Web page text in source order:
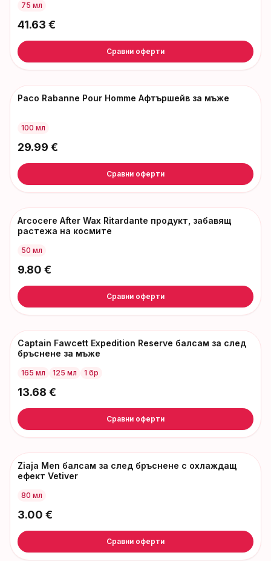
75 мл
41.63 €
Сравни оферти
Paco Rabanne Pour Homme Афтършейв за мъже
100 мл
29.99 €
Сравни оферти
Arcocere After Wax Ritardante продукт, забавящ
растежа на космите
50 мл
9.80 €
Сравни оферти
Captain Fawcett Expedition Reserve балсам за след
бръснене за мъже
165 мл 125 мл 1 бр
13.68 €
Сравни оферти
Ziaja Men балсам за след бръснене с охлаждащ
ефект Vetiver
80 мл
3.00 €
Сравни оферти